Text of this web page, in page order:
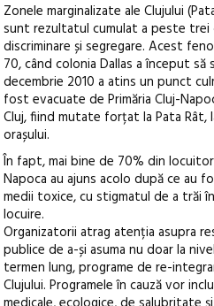
Zonele marginalizate ale Clujului
sunt rezultatul cumulat a peste trei
discriminare și segregare. Acest
70, când colonia Dallas a început să
decembrie 2010 a atins un punct
fost evacuate de Primăria Cluj-
Cluj, fiind mutate forțat la Pata Rât,
orașului.
În fapt, mai bine de 70% din
Napoca au ajuns acolo după ce au
medii toxice, cu stigmatul de a trăi
locuire.
Organizatorii atrag atenția asupra
publice de a-și asuma nu doar la
termen lung, programe de re-
Clujului. Programele în cauză vor